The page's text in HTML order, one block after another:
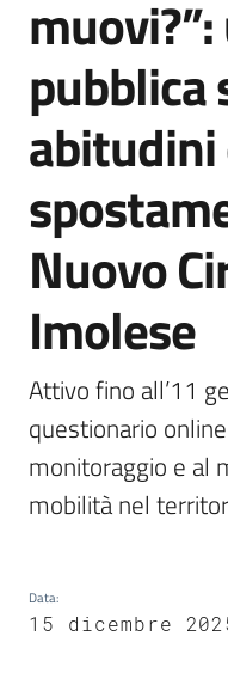
Menu selezionato
Servizi
Vivere
Castel
del
Rio
Servizi
on-
line
Tutti
pubblica
abitudini
Nuovo
Imolese
Attivo fino all’11
questionario
monitoraggio e al
mobilità nel
Data:
15 dicembre